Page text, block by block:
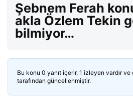
Şebnem Ferah
akla Özlem Tekin
bilmiyor…
Bu konu 0 yanıt içerir, 1 izleyen vardır ve
tarafından güncellenmiştir.